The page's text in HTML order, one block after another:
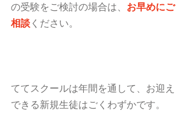
の受験をご検討の場合は、 お早めにご
相談 ください。
ててスクールは年間を通して、お迎え
できる新規生徒はごくわずかです。